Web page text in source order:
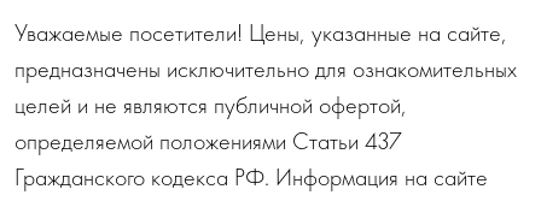
Уважаемые посетители! Цены, указанные на сайте,
предназначены исключительно для ознакомительных
целей и не являются публичной офертой,
определяемой положениями Статьи 437
Гражданского кодекса РФ. Информация на сайте